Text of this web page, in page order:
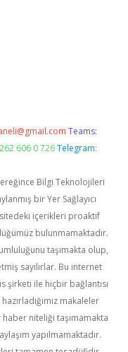
Teams:
606 0 726 Telegram:
Bilgi Teknolojileri
bir Yer Sağlayıcı
içerikleri proaktif
bulunmamaktadır.
taşımakta olup,
sayılırlar. Bu internet
şirketi ile hiçbir bağlantısı
makaleler
niteliği taşımamakta
yapılmamaktadır.